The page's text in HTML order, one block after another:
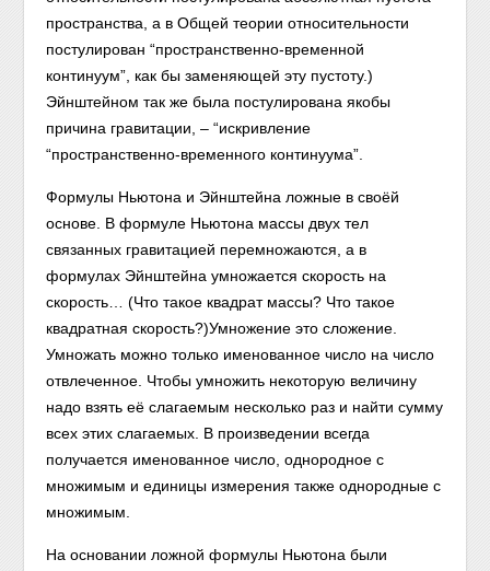
пространства, а в Общей теории относительности
постулирован “пространственно-временной
континуум”, как бы заменяющей эту пустоту.)
Эйнштейном так же была постулирована якобы
причина гравитации, – “искривление
“пространственно-временного континуума”.
Формулы Ньютона и Эйнштейна ложные в своёй
основе. В формуле Ньютона массы двух тел
связанных гравитацией перемножаются, а в
формулах Эйнштейна умножается скорость на
скорость… (Что такое квадрат массы? Что такое
квадратная скорость?)Умножение это сложение.
Умножать можно только именованное число на число
отвлеченное. Чтобы умножить некоторую величину
надо взять её слагаемым несколько раз и найти сумму
всех этих слагаемых. В произведении всегда
получается именованное число, однородное с
множимым и единицы измерения также однородные с
множимым.
На основании ложной формулы Ньютона были